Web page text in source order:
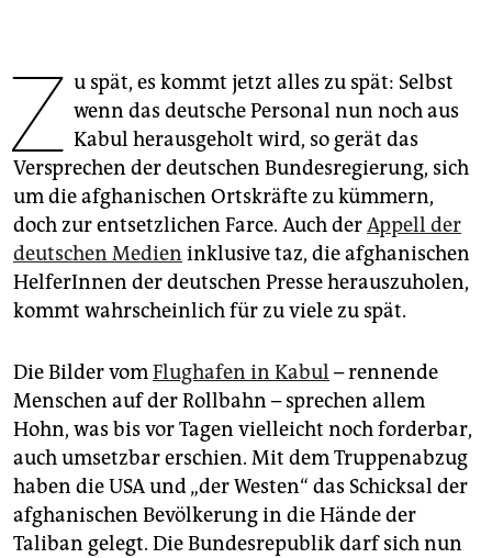
abo
genossenschaft
epaper login
Z u spät, es kommt jetzt alles zu spät: Selbst
wenn das deutsche Personal nun noch aus
Kabul herausgeholt wird, so gerät das
Versprechen der deutschen Bundesregierung, sich
um die afghanischen Ortskräfte zu kümmern,
doch zur entsetzlichen Farce. Auch derAppell der
deutschen Medien inklusive taz, die afghanischen
HelferInnen der deutschen Presse herauszuholen,
kommt wahr­scheinlich für zu viele zu spät.
Die Bilder vomFlughafen in Kabul – rennende
Menschen auf der Rollbahn – sprechen allem
Hohn, was bis vor Tagen vielleicht noch forderbar,
auch umsetzbar erschien. Mit dem Truppenabzug
haben die USA und „der Westen“ das Schicksal der
afghanischen Bevölkerung in die Hände der
Taliban gelegt. Die Bundesrepublik darf sich nun